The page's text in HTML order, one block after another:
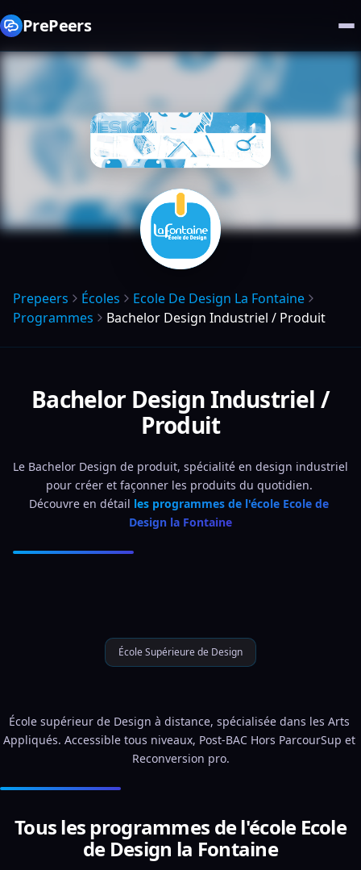
PrePeers
Prepeers Écoles
Ecole De Design La Fontaine
Programmes
Bachelor Design Industriel / Produit
Bachelor Design Industriel /
Produit
Le Bachelor Design de produit, spécialité en design industriel
pour créer et façonner les produits du quotidien.
Découvre en détail les programmes de l'école Ecole de
Design la Fontaine
École Supérieure de Design
École supérieur de Design à distance, spécialisée dans les Arts
Appliqués. Accessible tous niveaux, Post-BAC Hors ParcourSup et
Reconversion pro.
Tous les programmes de l'école Ecole
de Design la Fontaine